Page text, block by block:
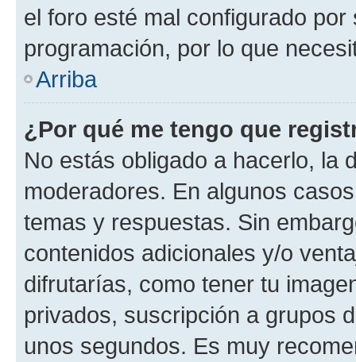
el foro esté mal configurado
programación, por lo que
Arriba
¿Por qué me tengo que
No estás obligado a hacerlo, la
moderadores. En algunos
temas y respuestas. Sin
contenidos adicionales y/o
difrutarías, como tener tu
privados, suscripción a grupos
unos segundos. Es muy